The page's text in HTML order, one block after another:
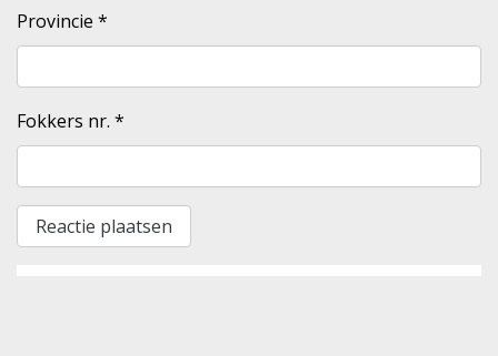
Provincie *
Fokkers nr. *